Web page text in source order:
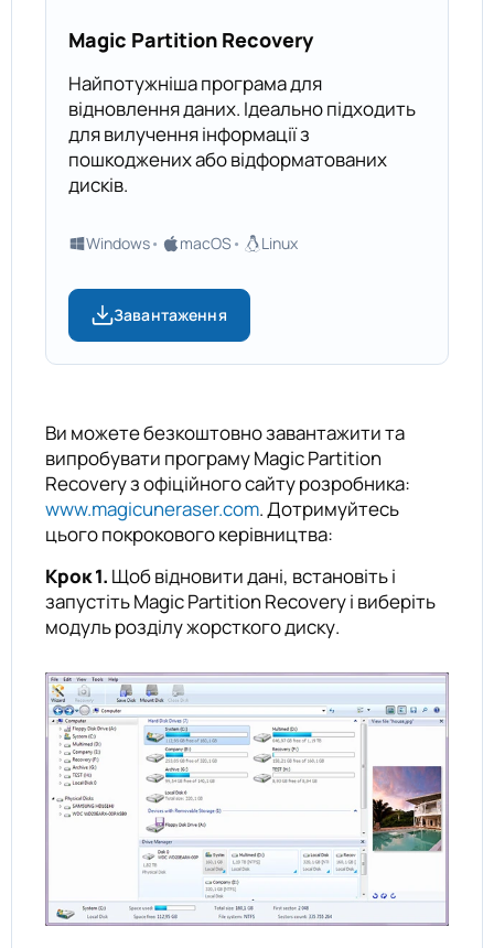
Magic Partition Recovery
Найпотужніша програма для
відновлення даних. Ідеально підходить
для вилучення інформації з
пошкоджених або відформатованих
дисків.
Windows macOS Linux
Завантаження
Ви можете безкоштовно завантажити та
випробувати програму Magic Partition
Recovery з офіційного сайту розробника:
www.magicuneraser.com. Дотримуйтесь
цього покрокового керівництва:
Крок 1. Щоб відновити дані, встановіть і
запустіть Magic Partition Recovery і виберіть
модуль розділу жорсткого диску.